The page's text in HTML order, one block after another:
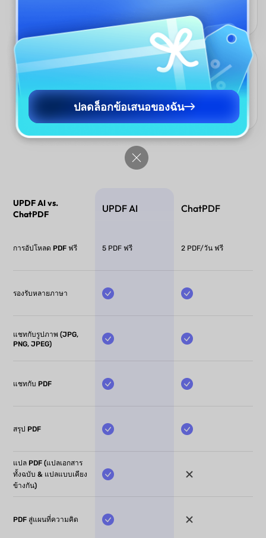
พื้นที่ทำงาน AI PDF แบบครบวงจร
UPDF AI ทำงานภายในแพลตฟอร์ม UPDF ช่วยให้คุณแก้ไข อธิบาย
เซ็น และจัดการ PDF โดยไม่ต้องสลับแอป ทุกอย่างเกิดขึ้นในพื้นที่
ทำงานเดียวที่ราบรื่นและมีประสิทธิภาพ ไม่จำเป็นต้องคัดลอกและวาง
UPDF AI vs.
ChatPDF
UPDF AI ChatPDF
การอัปโหลด PDF ฟรี 5 PDF ฟรี 2 PDF/วัน ฟรี
รองรับหลายภาษา
แชทกับรูปภาพ (JPG,
PNG, JPEG)
แชทกับ PDF
สรุป PDF
แปล PDF (แปลเอกสาร
ทั้งฉบับ & แปลแบบเคียง
ข้างกัน)
PDF สู่แผนที่ความคิด
ปลดล็อกข้อเสนอของฉัน